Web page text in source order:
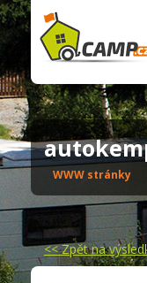
WWW stránky
<<Zpět na